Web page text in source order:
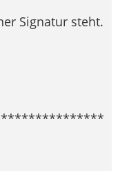
Signatur steht.